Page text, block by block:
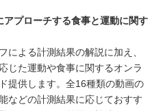
プローチする食事と運動に関す
による計測結果の解説に加え、
じた運動や食事に関するオンラ
提供します。全16種類の動画の
などの計測結果に応じておすす